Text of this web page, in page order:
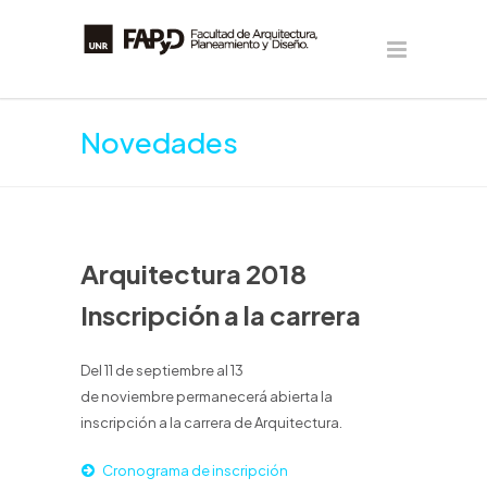
Novedades
Arquitectura 2018
Inscripción a la carrera
Del 11 de septiembre al 13
de noviembre permanecerá abierta la
inscripción a la carrera de Arquitectura.
Cronograma de inscripción